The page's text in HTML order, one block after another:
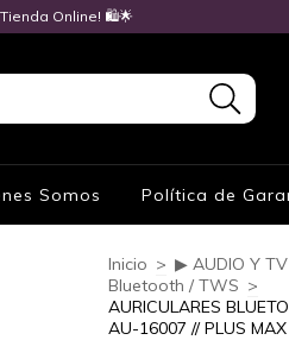
Online! 🛍️🌟
Somos Política de
Inicio > ▶ AUDIO Y TV
Bluetooth / TWS >
AURICULARES
AU-16007 // PLUS